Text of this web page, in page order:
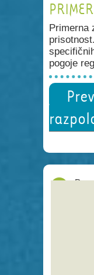
Primerna
pogoje